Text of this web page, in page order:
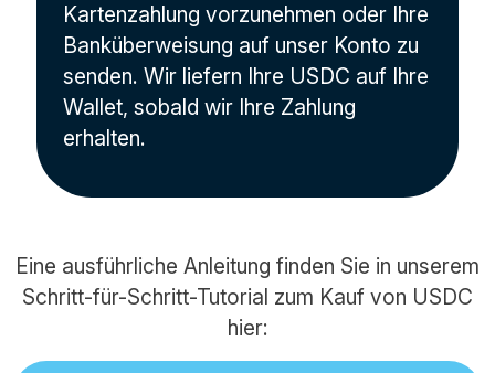
Kartenzahlung vorzunehmen oder Ihre
Banküberweisung auf unser Konto zu
senden. Wir liefern Ihre USDC auf Ihre
Wallet, sobald wir Ihre Zahlung
erhalten.
Eine ausführliche Anleitung finden Sie in unserem
Schritt-für-Schritt-Tutorial zum Kauf von USDC
hier: